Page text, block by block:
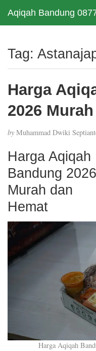
Aqiqah Bandung
Tag:
Harga
2026
by Muhammad Dwiki
Harga Aqiqah
Bandung 2026 |
Murah dan
Hemat
Harga Aqiqah